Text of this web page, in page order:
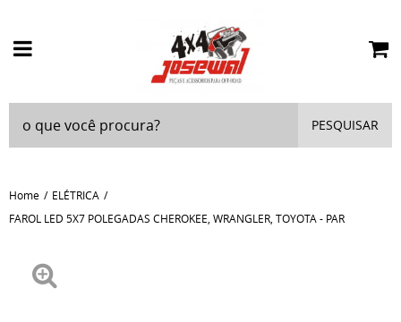
PESQUISAR
Home
ELÉTRICA
FAROL LED 5X7 POLEGADAS CHEROKEE, WRANGLER, TOYOTA - PAR